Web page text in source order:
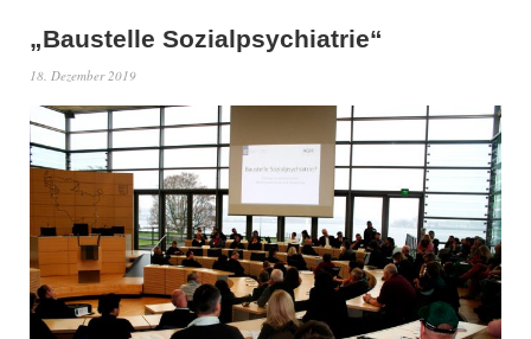
„Baustelle Sozialpsychiatrie“
18. Dezember 2019